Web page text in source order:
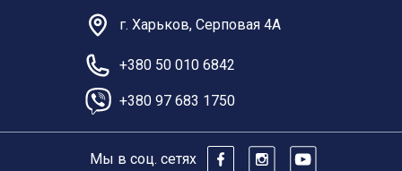
г. Харьков, Серповая 4А
+380 50 010 6842
+380 97 683 1750
Мы в соц. сетях